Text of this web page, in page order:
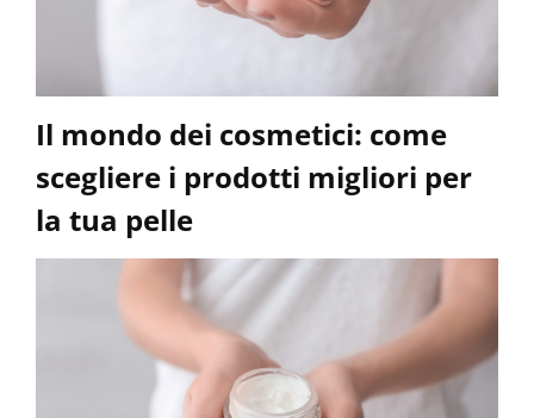
Il mondo dei cosmetici: come
scegliere i prodotti migliori per
la tua pelle